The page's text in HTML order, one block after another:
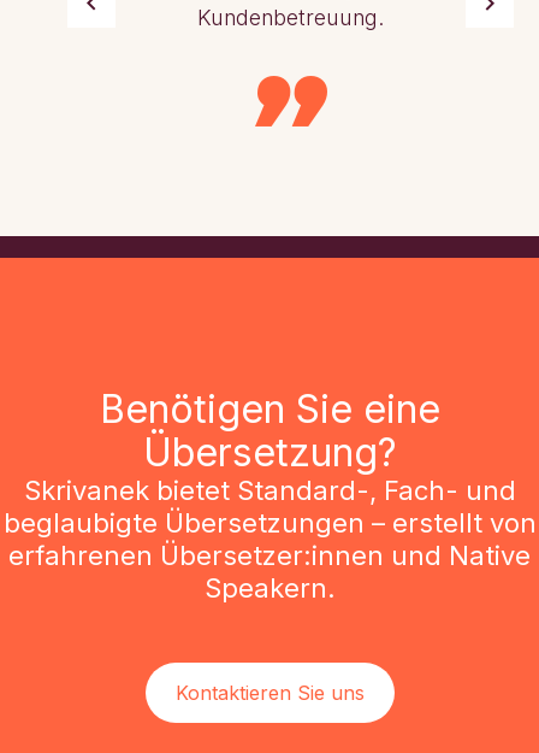
Kundenbetreuung.
Benötigen Sie eine
Übersetzung?
Skrivanek bietet Standard-, Fach- und
beglaubigte Übersetzungen – erstellt von
erfahrenen Übersetzer:innen und Native
Speakern.
Kontaktieren Sie uns